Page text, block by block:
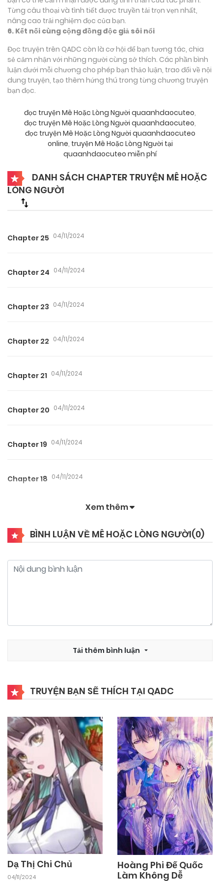
Từng câu thoại và tình tiết được truyền tải trọn vẹn nhất,
nâng cao trải nghiệm đọc của bạn.
6. Kết nối cùng cộng đồng độc giả sôi nổi
Đọc truyện trên QADC còn là cơ hội để bạn tương tác, chia
sẻ cảm nhận với những người cùng sở thích. Các phần bình
luận dưới mỗi chương cho phép bạn thảo luận, trao đổi về nội
dung truyện, tạo thêm hứng thú trong từng chương truyện
bạn đọc.
đọc truyện Mê Hoặc Lòng Người quaanhdaocuteo,
đọc truyện Mê Hoặc Lòng Người quaanhdaocuteo,
đọc truyện Mê Hoặc Lòng Người quaanhdaocuteo
online, truyện Mê Hoặc Lòng Người tại
quaanhdaocuteo miễn phí
DANH SÁCH CHAPTER TRUYỆN MÊ HOẶC
LÒNG NGƯỜI
Chapter 25 04/11/2024
Chapter 24 04/11/2024
Chapter 23 04/11/2024
Chapter 22 04/11/2024
Chapter 21 04/11/2024
Chapter 20 04/11/2024
Chapter 19 04/11/2024
Chapter 18 04/11/2024
04/11/2024
Chapter 12
Chapter 11 04/11/2024
Chapter 10 04/11/2024
Chapter 9 04/11/2024
Chapter 8 04/11/2024
Chapter 7 04/11/2024
Xem thêm
BÌNH LUẬN VỀ MÊ HOẶC LÒNG NGƯỜI(0)
Tải thêm bình luận
TRUYỆN BẠN SẼ THÍCH TẠI QADC
Dạ Thị Chi Chủ
04/11/2024
Hoàng Phi Đế Quốc
Làm Không Dễ